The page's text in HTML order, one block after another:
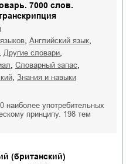
7000 слов.
языков английский язык
другие словари
словарный запас
знания и навыки
наиболее употребительных
принципу. 198 тем
(британский)